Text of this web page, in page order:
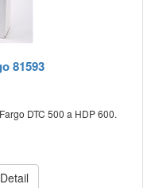
81593
DTC 500 a HDP 600.
Detail